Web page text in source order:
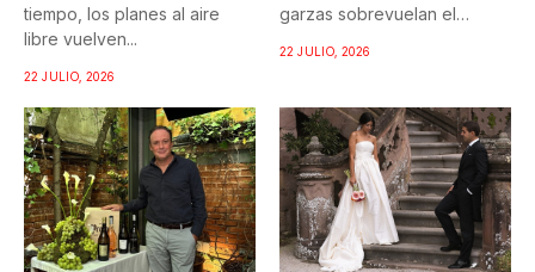
tiempo, los planes al aire
libre vuelven...
22 JULIO, 2026
garzas sobrevuelan el
22 JULIO, 2026